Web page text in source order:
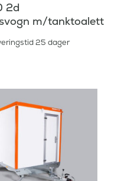
2d
m/tanktoalett
25 dager